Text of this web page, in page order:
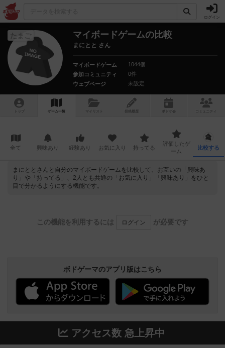
ログイン
たまご マイボードゲームの比較
まにとと さん
マイボードゲーム
1044個
参加コミュニティ
0件
ウェブページ
未設定
トップ ゲーム一覧 マイリスト 投稿履歴 ボ ドゲ コミュニティ
全て 興味あり 経験あり お気に入り 持ってる
評価したゲ
ーム
比較する
まにととさんと自分のマイボードゲームを比較して、お互いの「興味あ
り」や「持ってる」、2人とも共通の「お気に入り」「興味あり」をひと
目で分かるようにする機能です。
この機能を利用するには ログイン が必要です
ボドゲーマのアプリ版はこちら
アクセス数 急上昇中